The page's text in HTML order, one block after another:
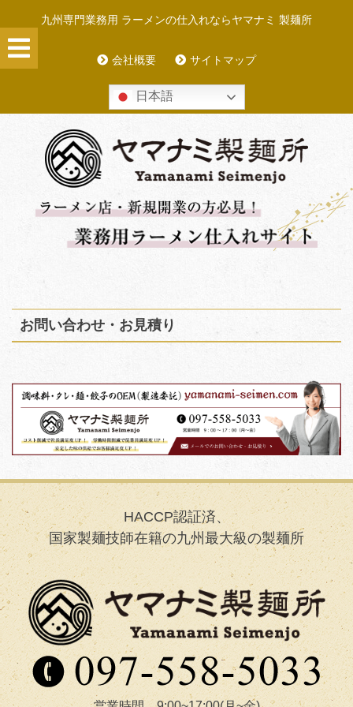
to
content
九州専門業務用 ラーメンの仕入れならヤマナミ 製麺所
会社概要 サイトマップ
日本語
お問い合わせ・お見積り
HACCP認証済、
国家製麺技師在籍の九州最大級の製麺所